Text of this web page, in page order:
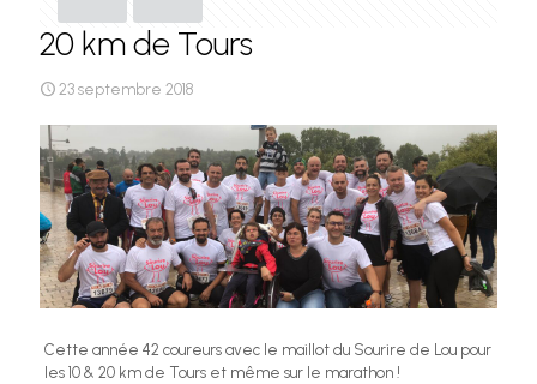
20 km de Tours
23 septembre 2018
Cette année 42 coureurs avec le maillot du Sourire de Lou pour
les 10 & 20 km de Tours et même sur le marathon !